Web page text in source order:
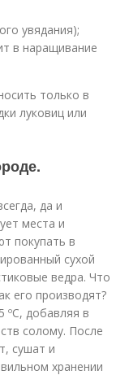
увядания);
в наращивание
только в
луковиц или
да и
места и
покупать в
сухой
ведра. Что
его производят?
ºC, добавляя в
солому. После
сушат и
хранении